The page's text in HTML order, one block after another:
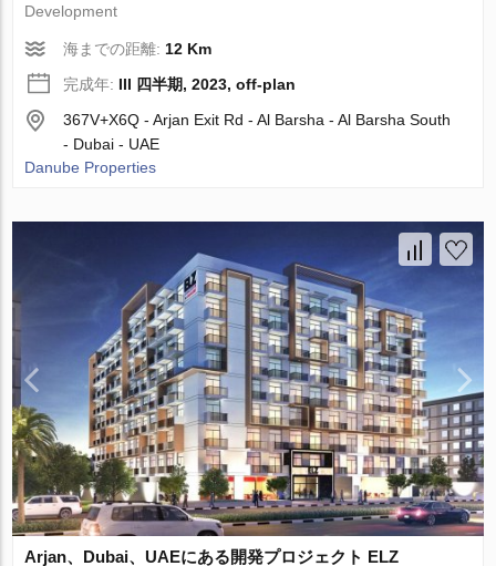
Development
海までの距離: 12 Km
完成年: III 四半期, 2023, off-plan
367V+X6Q - Arjan Exit Rd - Al Barsha - Al Barsha South
- Dubai - UAE
Danube Properties
Arjan、Dubai、UAEにある開発プロジェクト ELZ